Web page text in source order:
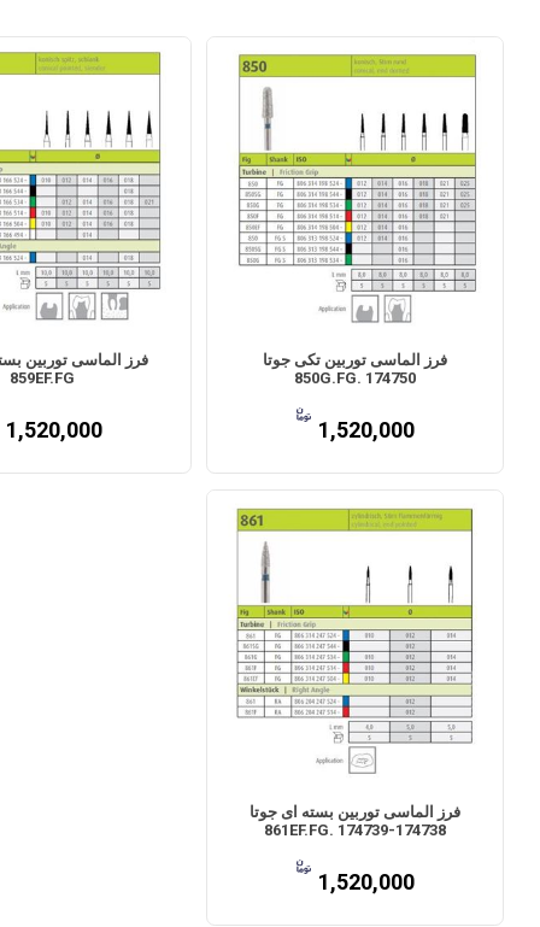
فرز الماسی توربین تکی جوتا
850G.FG. 174750
1,520,000
فرز الماسی توربین
859EF.FG
1,520,000
فرز الماسی توربین بسته ای جوتا
861EF.FG. 174739-174738
1,520,000